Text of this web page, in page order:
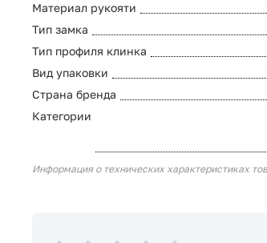
Материал рукояти
Тип замка
Тип профиля клинка
Вид упаковки
Страна бренда
Категории
Информация о технических характеристиках